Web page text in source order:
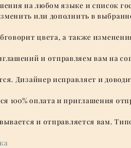
на любом языке и список
или дополнить в
цвета, а также
и отправляем вам на
Дизайнер исправляет и
100% оплата и приглашения
и отправляется вам.